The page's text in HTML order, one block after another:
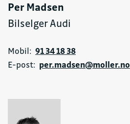
Per Madsen
Bilselger Audi
Mobil: 91 34 18 38
E-post: per.madsen@moller.no